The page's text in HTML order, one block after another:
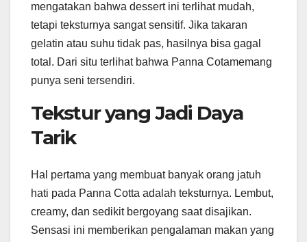
mengatakan bahwa dessert ini terlihat mudah,
tetapi teksturnya sangat sensitif. Jika takaran
gelatin atau suhu tidak pas, hasilnya bisa gagal
total. Dari situ terlihat bahwa Panna Cotamemang
punya seni tersendiri.
Tekstur yang Jadi Daya
Tarik
Hal pertama yang membuat banyak orang jatuh
hati pada Panna Cotta adalah teksturnya. Lembut,
creamy, dan sedikit bergoyang saat disajikan.
Sensasi ini memberikan pengalaman makan yang